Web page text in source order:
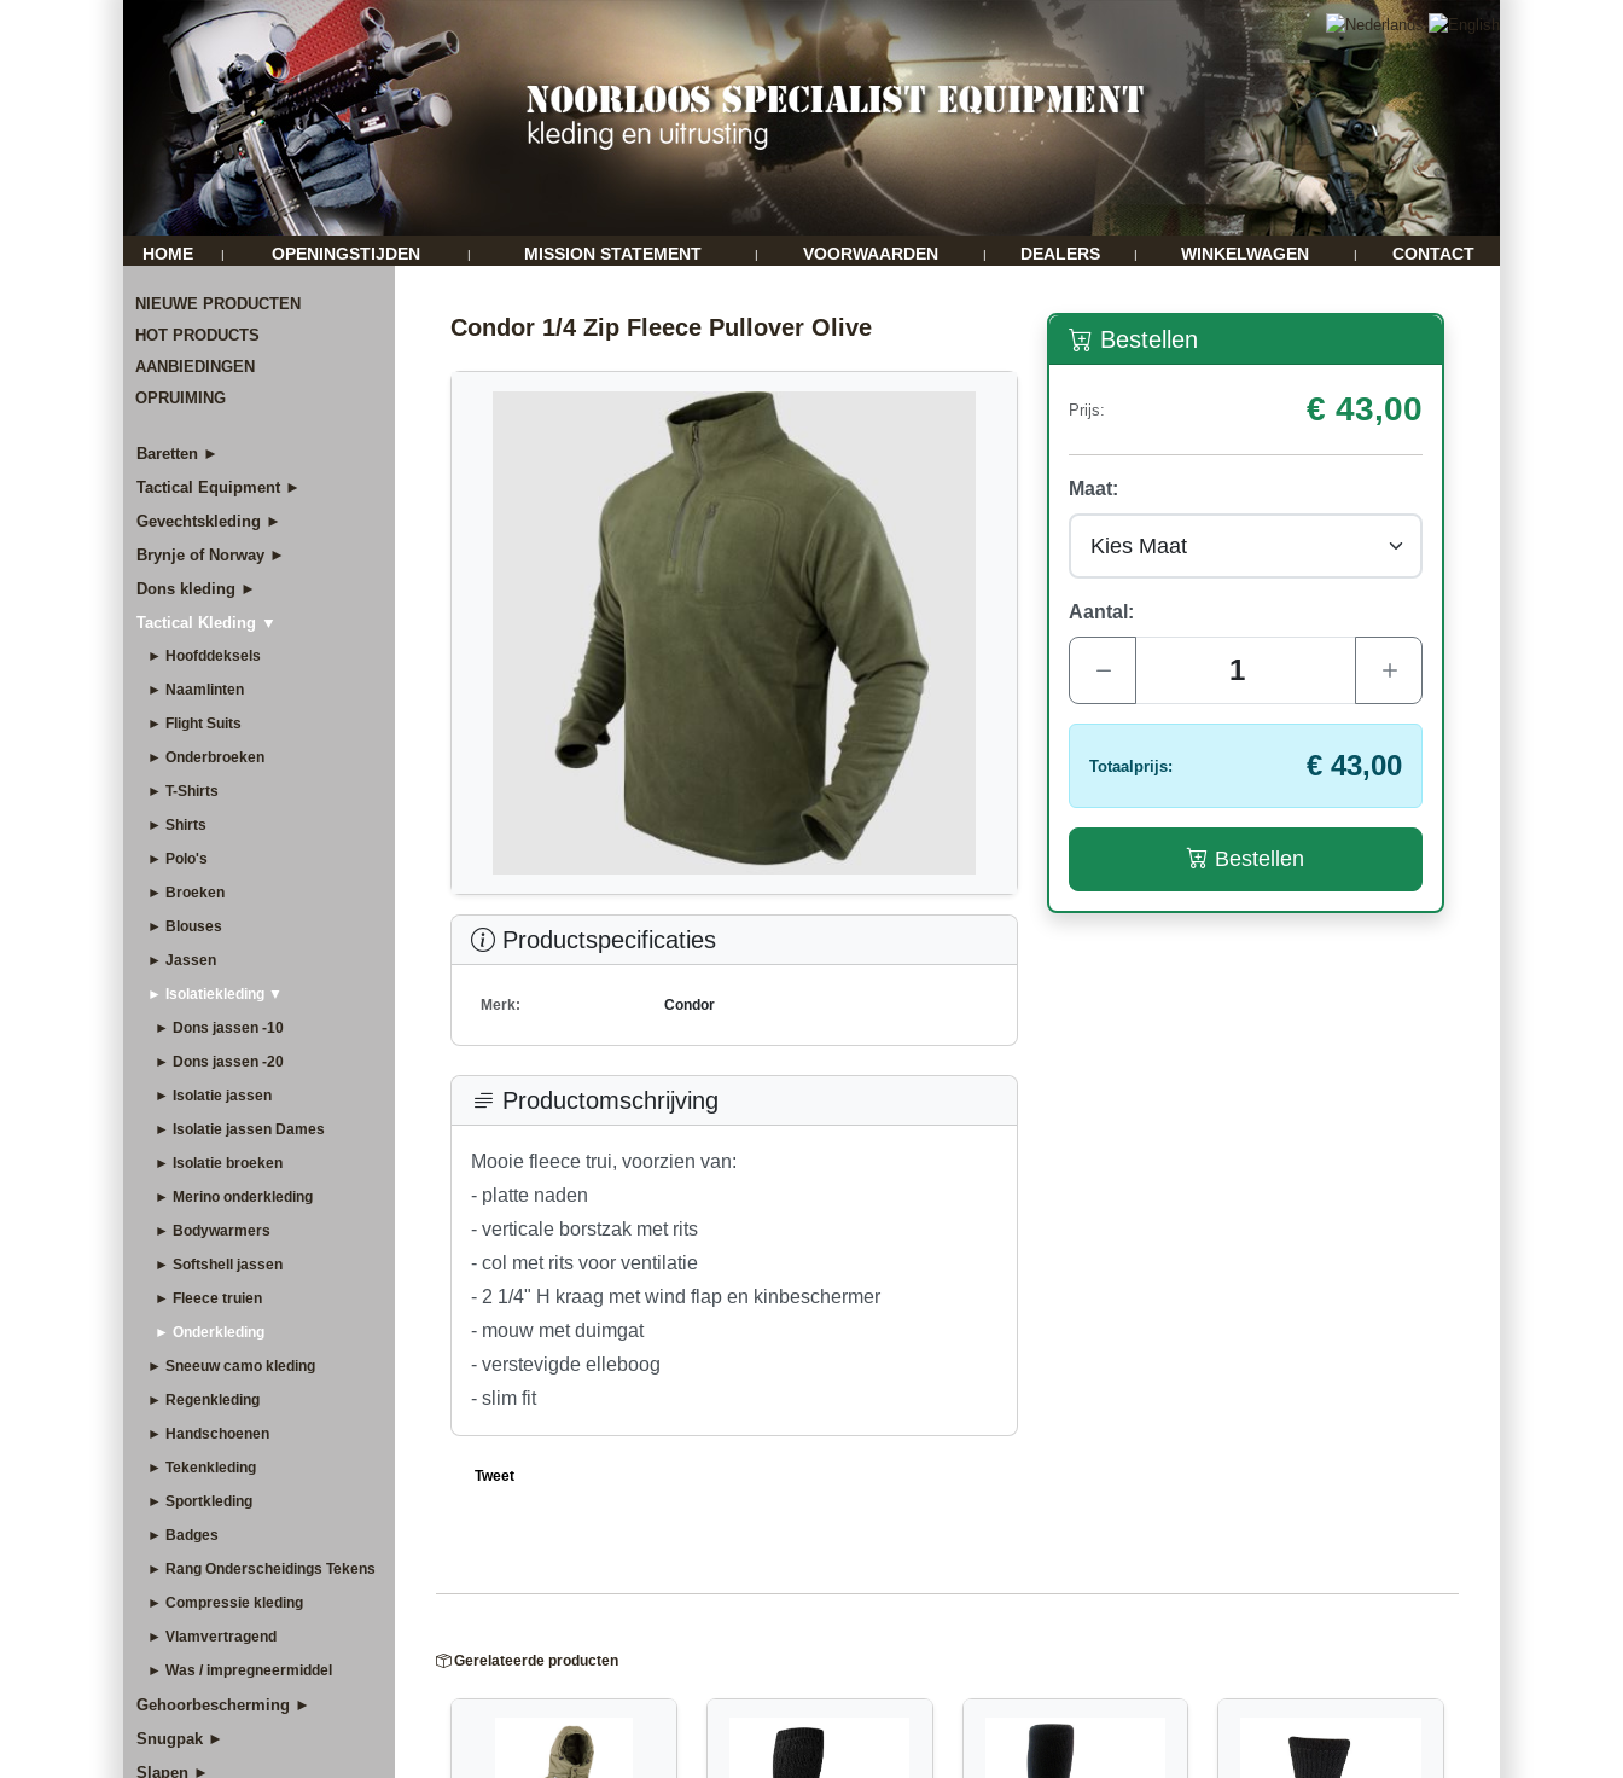
HOME | OPENINGSTIJDEN | MISSION STATEMENT | VOORWAARDEN | DEALERS | WINKELWAGEN | CONTACT
NIEUWE PRODUCTEN
HOT PRODUCTS
AANBIEDINGEN
OPRUIMING
Baretten ►
Tactical Equipment ►
Gevechtskleding ►
Brynje of Norway ►
Dons kleding ►
Tactical Kleding ▼
► Hoofddeksels
► Naamlinten
► Flight Suits
► Onderbroeken
► T-Shirts
► Shirts
► Polo's
► Broeken
► Blouses
► Jassen
► Isolatiekleding ▼
► Dons jassen -10
► Dons jassen -20
► Isolatie jassen
► Isolatie jassen Dames
► Isolatie broeken
► Merino onderkleding
► Bodywarmers
► Softshell jassen
► Fleece truien
► Onderkleding
► Sneeuw camo kleding
► Regenkleding
► Handschoenen
► Tekenkleding
► Sportkleding
► Badges
► Rang Onderscheidings Tekens
► Compressie kleding
► Vlamvertragend
► Was / impregneermiddel
Gehoorbescherming ►
Snugpak ►
Slapen ►
Condor 1/4 Zip Fleece Pullover Olive
Productspecificaties
Merk: Condor
Productomschrijving
Mooie fleece trui, voorzien van:
- platte naden
- verticale borstzak met rits
- col met rits voor ventilatie
- 2 1/4" H kraag met wind flap en kinbeschermer
- mouw met duimgat
- verstevigde elleboog
- slim fit
Tweet
Bestellen
Prijs: € 43,00
Maat:
Aantal:
Totaalprijs: € 43,00
Bestellen
Gerelateerde producten